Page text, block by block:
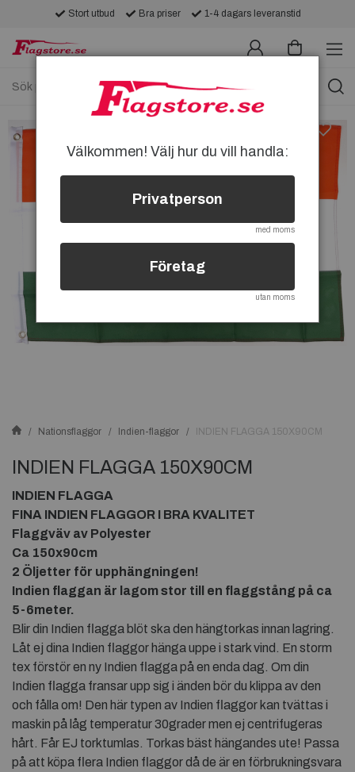
Stort utbud Bra priser 1-4 dagars leveranstid
Nationsflaggor Indien-flaggor INDIEN FLAGGA 150X90CM
INDIEN FLAGGA 150X90CM
INDIEN FLAGGA
FINA INDIEN FLAGGOR I BRA KVALITET
Flaggväv av Polyester
Ca 150x90cm
2 Öljetter för upphängningen!
Indien flaggan är lagom stor till en flaggstång på ca
5-6meter.
Blir din Indien flagga blöt ska den hängtorkas innan lagring.
Låt ej dina Indien flaggor hänga uppe i stark vind. En storm
tex förstör en ny Indien flagga på en enda dag. Om din
Indien flagga fransar upp sig i änden bör du klippa av den
och fålla om! Den här typen av Indien flaggor kan tvättas i
maskin på låg temperatur 30grader men ej centrifugeras
hårt. Får EJ torktumlas. Torkas bäst hängandes ute! Passa
på att köpa flera Indien flaggor då de är en förbrukningsvara
Välkommen! Välj hur du vill handla:
Privatperson
med moms
Företag
utan moms